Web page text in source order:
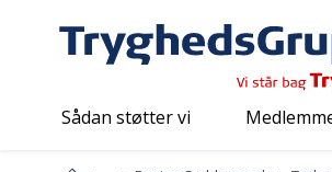
Sådan støtter vi